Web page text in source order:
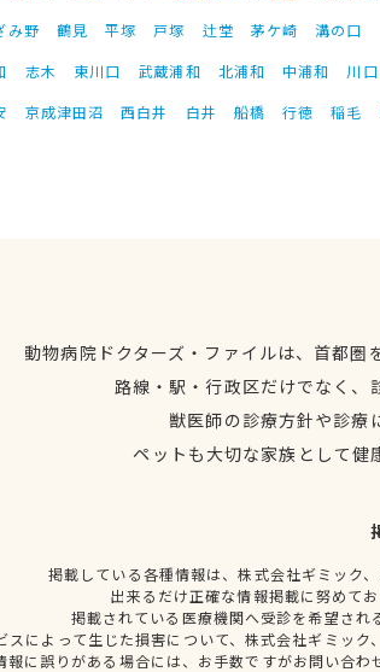
み野 鶴見 平塚 戸塚 辻堂 茅ケ崎
溝の口
志木 東川口 武蔵浦和 北浦和 中浦和
川口
京成津田沼 西白井 白井 船橋 行徳 稲毛
動物病院ドクターズ・ファイルは、首都
路線・駅・行政区だけでなく、
獣医師の診療方針や診療
ペットも大切な家族として健
掲載している各種情報は、株式会社ギミック
出来るだけ正確な情報掲載に努めて
掲載されている医療機関へ受診を希望さ
スによって生じた損害について、株式会社ギミッ
報に誤りがある場合には、お手数ですがお問い合